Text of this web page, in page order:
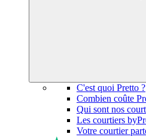
C'est quoi Pretto ?
Combien coûte
Qui sont nos
Les courtiers
Votre courtier